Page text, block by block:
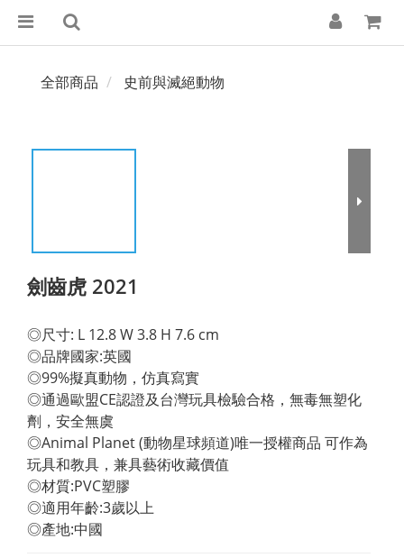
全部商品 史前與滅絕動物
劍齒虎 2021
◎尺寸: L 12.8 W 3.8 H 7.6 cm
◎品牌國家:英國
◎99%擬真動物，仿真寫實
◎通過歐盟CE認證及台灣玩具檢驗合格，無毒無塑化
劑，安全無虞
◎Animal Planet (動物星球頻道)唯一授權商品 可作為
玩具和教具，兼具藝術收藏價值
◎材質:PVC塑膠
◎適用年齡:3歲以上
◎產地:中國